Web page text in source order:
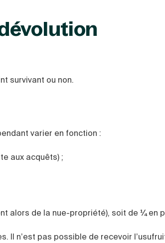
survivant ou non.
varier en fonction :
aux acquêts) ;
alors de la nue-propriété), soit de¼en
Il n’est pas possible de recevoir